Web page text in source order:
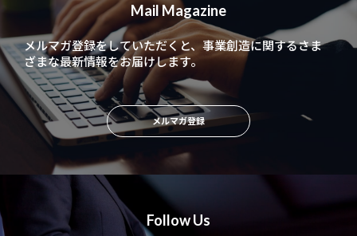
Follow Us
Mail Magazine
メルマガ登録をしていただくと、事業創造に関するさま
ざまな最新情報をお届けします。
メルマガ登録